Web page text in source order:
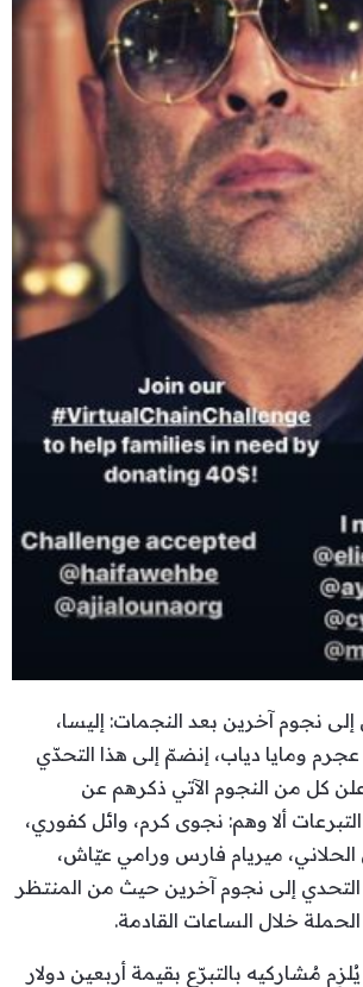
إلى نجوم آخرين بعد النجمات: إليسا،
ومايا دياب، إنضمّ إلى هذا التحدّي
كل من النجوم الآتي ذكرهم عن
ألا وهم: نجوى كرم، وائل كفوري،
ميريام فارس ورامي عيّاش،
التحدي إلى نجوم آخرين حيث من المنتظر
خلال الساعات القادمة.
مُشاركيه بالتبرّع بقيمة أربعين دولار